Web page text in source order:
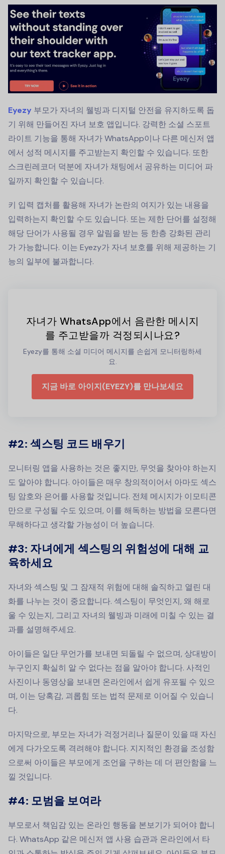
Eyezy 부모가 자녀의 웰빙과 디지털 안전을 유지하도록 돕
기 위해 만들어진 자녀 보호 앱입니다. 강력한 소셜 스포트
라이트 기능을 통해 자녀가 WhatsApp이나 다른 메신저 앱
에서 성적 메시지를 주고받는지 확인할 수 있습니다. 또한
스크린레코더 덕분에 자녀가 채팅에서 공유하는 미디어 파
일까지 확인할 수 있습니다.
키 입력 캡처를 활용해 자녀가 논란의 여지가 있는 내용을
입력하는지 확인할 수도 있습니다. 또는 제한 단어를 설정해
해당 단어가 사용될 경우 알림을 받는 등 한층 강화된 관리
가 가능합니다. 이는 Eyezy가 자녀 보호를 위해 제공하는 기
능의 일부에 불과합니다.
자녀가 WhatsApp에서 음란한 메시지
를 주고받을까 걱정되시나요?
Eyezy를 통해 소셜 미디어 메시지를 손쉽게 모니터링하세
요.
지금 바로 아이지(EYEZY)를 만나보세요
#2: 섹스팅 코드 배우기
모니터링 앱을 사용하는 것은 좋지만, 무엇을 찾아야 하는지
도 알아야 합니다. 아이들은 매우 창의적이어서 아마도 섹스
팅 암호와 은어를 사용할 것입니다. 전체 메시지가 이모티콘
만으로 구성될 수도 있으며, 이를 해독하는 방법을 모른다면
무해하다고 생각할 가능성이 더 높습니다.
#3: 자녀에게 섹스팅의 위험성에 대해 교
육하세요
자녀와 섹스팅 및 그 잠재적 위험에 대해 솔직하고 열린 대
화를 나누는 것이 중요합니다. 섹스팅이 무엇인지, 왜 해로
울 수 있는지, 그리고 자녀의 웰빙과 미래에 미칠 수 있는 결
과를 설명해주세요.
아이들은 일단 무언가를 보내면 되돌릴 수 없으며, 상대방이
누구인지 확실히 알 수 없다는 점을 알아야 합니다. 사적인
사진이나 동영상을 보내면 온라인에서 쉽게 유포될 수 있으
며, 이는 당혹감, 괴롭힘 또는 법적 문제로 이어질 수 있습니
다.
마지막으로, 부모는 자녀가 걱정거리나 질문이 있을 때 자신
에게 다가오도록 격려해야 합니다. 지지적인 환경을 조성함
으로써 아이들은 부모에게 조언을 구하는 데 더 편안함을 느
낄 것입니다.
#4: 모범을 보여라
부모로서 책임감 있는 온라인 행동을 본보기가 되어야 합니
다. WhatsApp 같은 메신저 앱 사용 습관과 온라인에서 타